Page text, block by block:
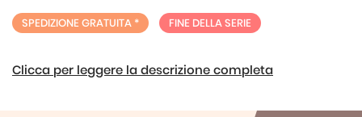
SPEDIZIONE GRATUITA * FINE DELLA SERIE
Clicca per leggere la descrizione completa